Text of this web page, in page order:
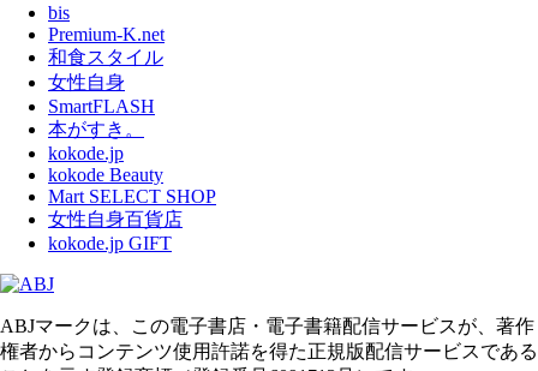
bis
Premium-K.net
和食スタイル
女性自身
SmartFLASH
本がすき。
kokode.jp
kokode Beauty
Mart SELECT SHOP
女性自身百貨店
kokode.jp GIFT
ABJマークは、この電子書店・電子書籍配信サービスが、著作
権者からコンテンツ使用許諾を得た正規版配信サービスである